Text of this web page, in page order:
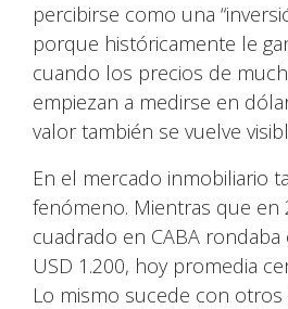
percibirse como una
porque históricamente le
cuando los precios de
empiezan a medirse en
valor también se vuelve
En el mercado inmobiliario
fenómeno. Mientras que en
cuadrado en CABA
USD 1.200, hoy promedia
Lo mismo sucede con otros